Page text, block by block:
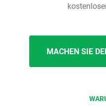
MACHEN SIE